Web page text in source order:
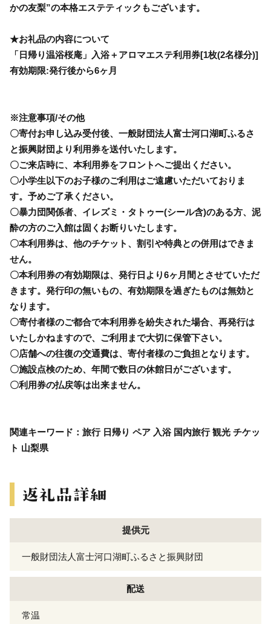
かの友梨”の本格エステティックもございます。
★お礼品の内容について
「日帰り温浴桜庵」入浴＋アロマエステ利用券[1枚(2名様分)]
有効期限:発行後から6ヶ月
※注意事項/その他
〇寄付お申し込み受付後、一般財団法人富士河口湖町ふるさ
と振興財団より利用券を送付いたします。
〇ご来店時に、本利用券をフロントへご提出ください。
〇小学生以下のお子様のご利用はご遠慮いただいておりま
す。予めご了承ください。
〇暴力団関係者、イレズミ・タトゥー(シール含)のある方、泥
酔の方のご入館は固くお断りいたします。
〇本利用券は、他のチケット、割引や特典との併用はできま
せん。
〇本利用券の有効期限は、発行日より6ヶ月間とさせていただ
きます。発行印の無いもの、有効期限を過ぎたものは無効と
なります。
〇寄付者様のご都合で本利用券を紛失された場合、再発行は
いたしかねますので、ご利用まで大切に保管下さい。
〇店舗への往復の交通費は、寄付者様のご負担となります。
〇施設点検のため、年間で数日の休館日がございます。
〇利用券の払戻等は出来ません。
関連キーワード：旅行 日帰り ペア 入浴 国内旅行 観光 チケッ
ト 山梨県
提供元
一般財団法人富士河口湖町ふるさと振興財団
配送
常温